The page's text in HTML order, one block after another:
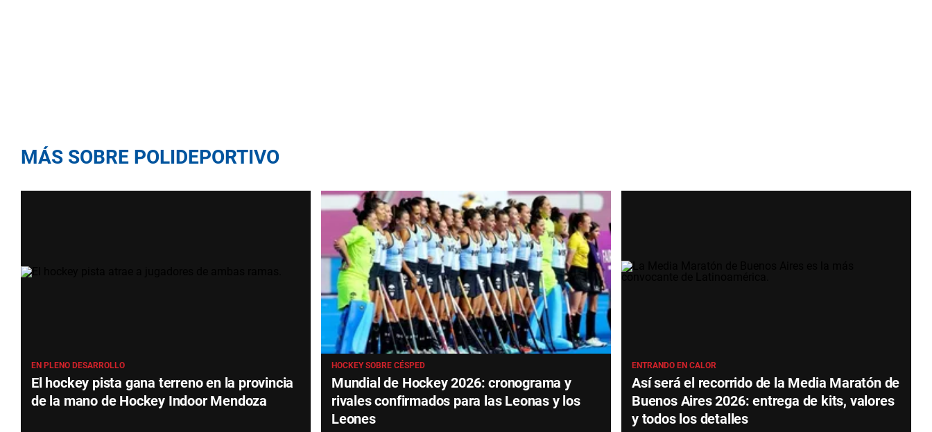
MÁS SOBRE POLIDEPORTIVO
EN PLENO DESARROLLO
El hockey pista gana terreno en la provincia
de la mano de Hockey Indoor Mendoza
HOCKEY SOBRE CÉSPED
Mundial de Hockey 2026: cronograma y
rivales confirmados para las Leonas y los
Leones
ENTRANDO EN CALOR
Así será el recorrido de la Media Maratón de
Buenos Aires 2026: entrega de kits, valores
y todos los detalles